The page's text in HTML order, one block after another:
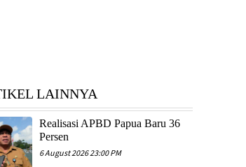
LAINNYA
Realisasi APBD Papua Baru 36
Persen
6 August 2026 23:00 PM